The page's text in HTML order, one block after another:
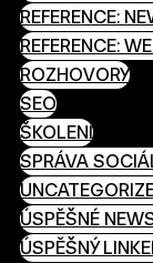
REFERENCE:
REFERENCE:
ROZHOVORY
SEO
ŠKOLENÍ
SPRÁVA
ÚSPĚŠNÉ
ÚSPĚŠNÝ